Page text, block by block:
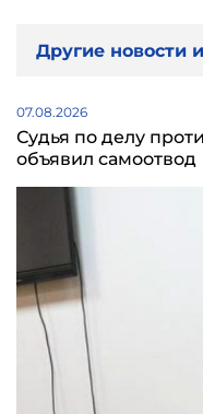
Другие новости
07.08.2026
Судья по делу
объявил самоотвод